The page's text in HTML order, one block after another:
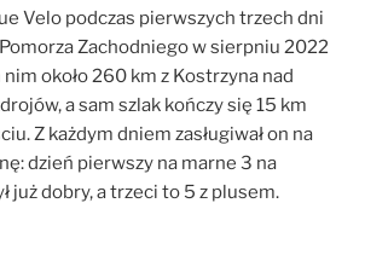
Velo podczas pierwszych trzech dni
Zachodniego w sierpniu 2022
nim około 260 km z Kostrzyna nad
a sam szlak kończy się 15 km
Z każdym dniem zasługiwał on na
dzień pierwszy na marne 3 na
już dobry, a trzeci to 5 z plusem.